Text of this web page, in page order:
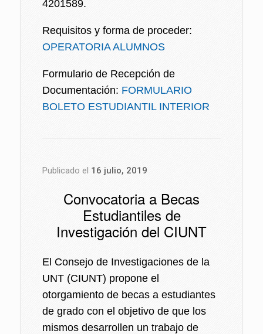
4201589.
Requisitos y forma de proceder:
OPERATORIA ALUMNOS
Formulario de Recepción de
Documentación: FORMULARIO
BOLETO ESTUDIANTIL INTERIOR
Publicado el 16 julio, 2019
Convocatoria a Becas
Estudiantiles de
Investigación del CIUNT
El Consejo de Investigaciones de la
UNT (CIUNT) propone el
otorgamiento de becas a estudiantes
de grado con el objetivo de que los
mismos desarrollen un trabajo de